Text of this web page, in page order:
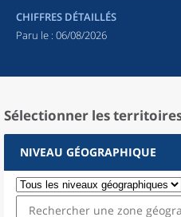
CHIFFRES DÉTAILLÉS
Paru le : 06/08/2026
Sélectionner les
NIVEAU GÉOGRAPHIQUE